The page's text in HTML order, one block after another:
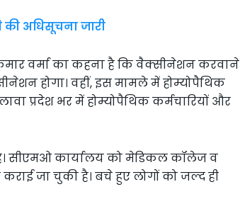
अधिसूचना जारी
वर्मा का कहना है कि वैक्सीनेशन करवाने
होगा। वहीं, इस मामले में होम्योपैथिक
प्रदेश भर में होम्योपैथिक कर्मचारियों और
सीएमओ कार्यालय को मेडिकल कॉलेज व
जा चुकी है। बचे हुए लोगों को जल्द ही